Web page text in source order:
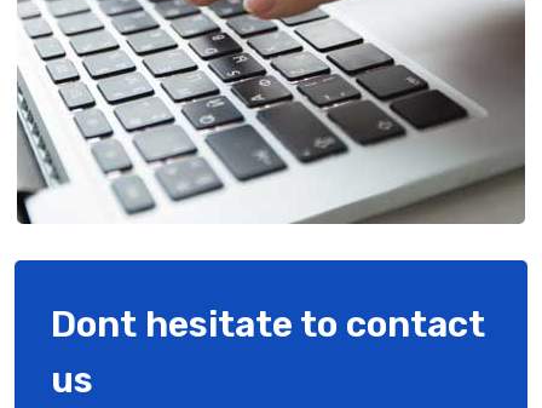
Dont hesitate to contact
us